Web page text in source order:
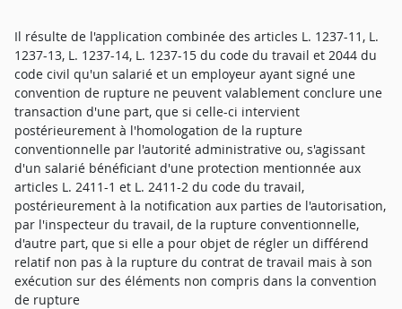
Il résulte de l'application combinée des articles L. 1237-11, L.
1237-13, L. 1237-14, L. 1237-15 du code du travail et 2044 du
code civil qu'un salarié et un employeur ayant signé une
convention de rupture ne peuvent valablement conclure une
transaction d'une part, que si celle-ci intervient
postérieurement à l'homologation de la rupture
conventionnelle par l'autorité administrative ou, s'agissant
d'un salarié bénéficiant d'une protection mentionnée aux
articles L. 2411-1 et L. 2411-2 du code du travail,
postérieurement à la notification aux parties de l'autorisation,
par l'inspecteur du travail, de la rupture conventionnelle,
d'autre part, que si elle a pour objet de régler un différend
relatif non pas à la rupture du contrat de travail mais à son
exécution sur des éléments non compris dans la convention
de rupture